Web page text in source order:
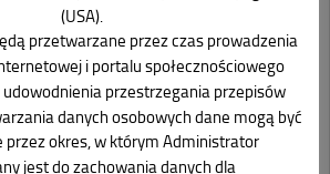
do Rodziców i Opiekunów
Przedszkola Grupa „Misie”
psychoruchowy – maj, czerwiec
(USA).
przetwarzane przez czas prowadzenia
i portalu społecznościowego
udowodnienia przestrzegania przepisów
danych osobowych dane mogą być
przez okres, w którym Administrator
jest do zachowania danych dla